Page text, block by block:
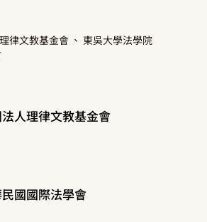
律文教基金會 、 東吳大學法學院
人理律文教基金會
國國際法學會